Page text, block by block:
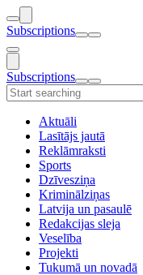
Subscriptions
Subscriptions
Aktuāli
Lasītājs jautā
Reklāmraksti
Sports
Dzīvesziņa
Kriminālziņas
Latvija un pasaulē
Redakcijas sleja
Veselība
Projekti
Tukumā un novadā